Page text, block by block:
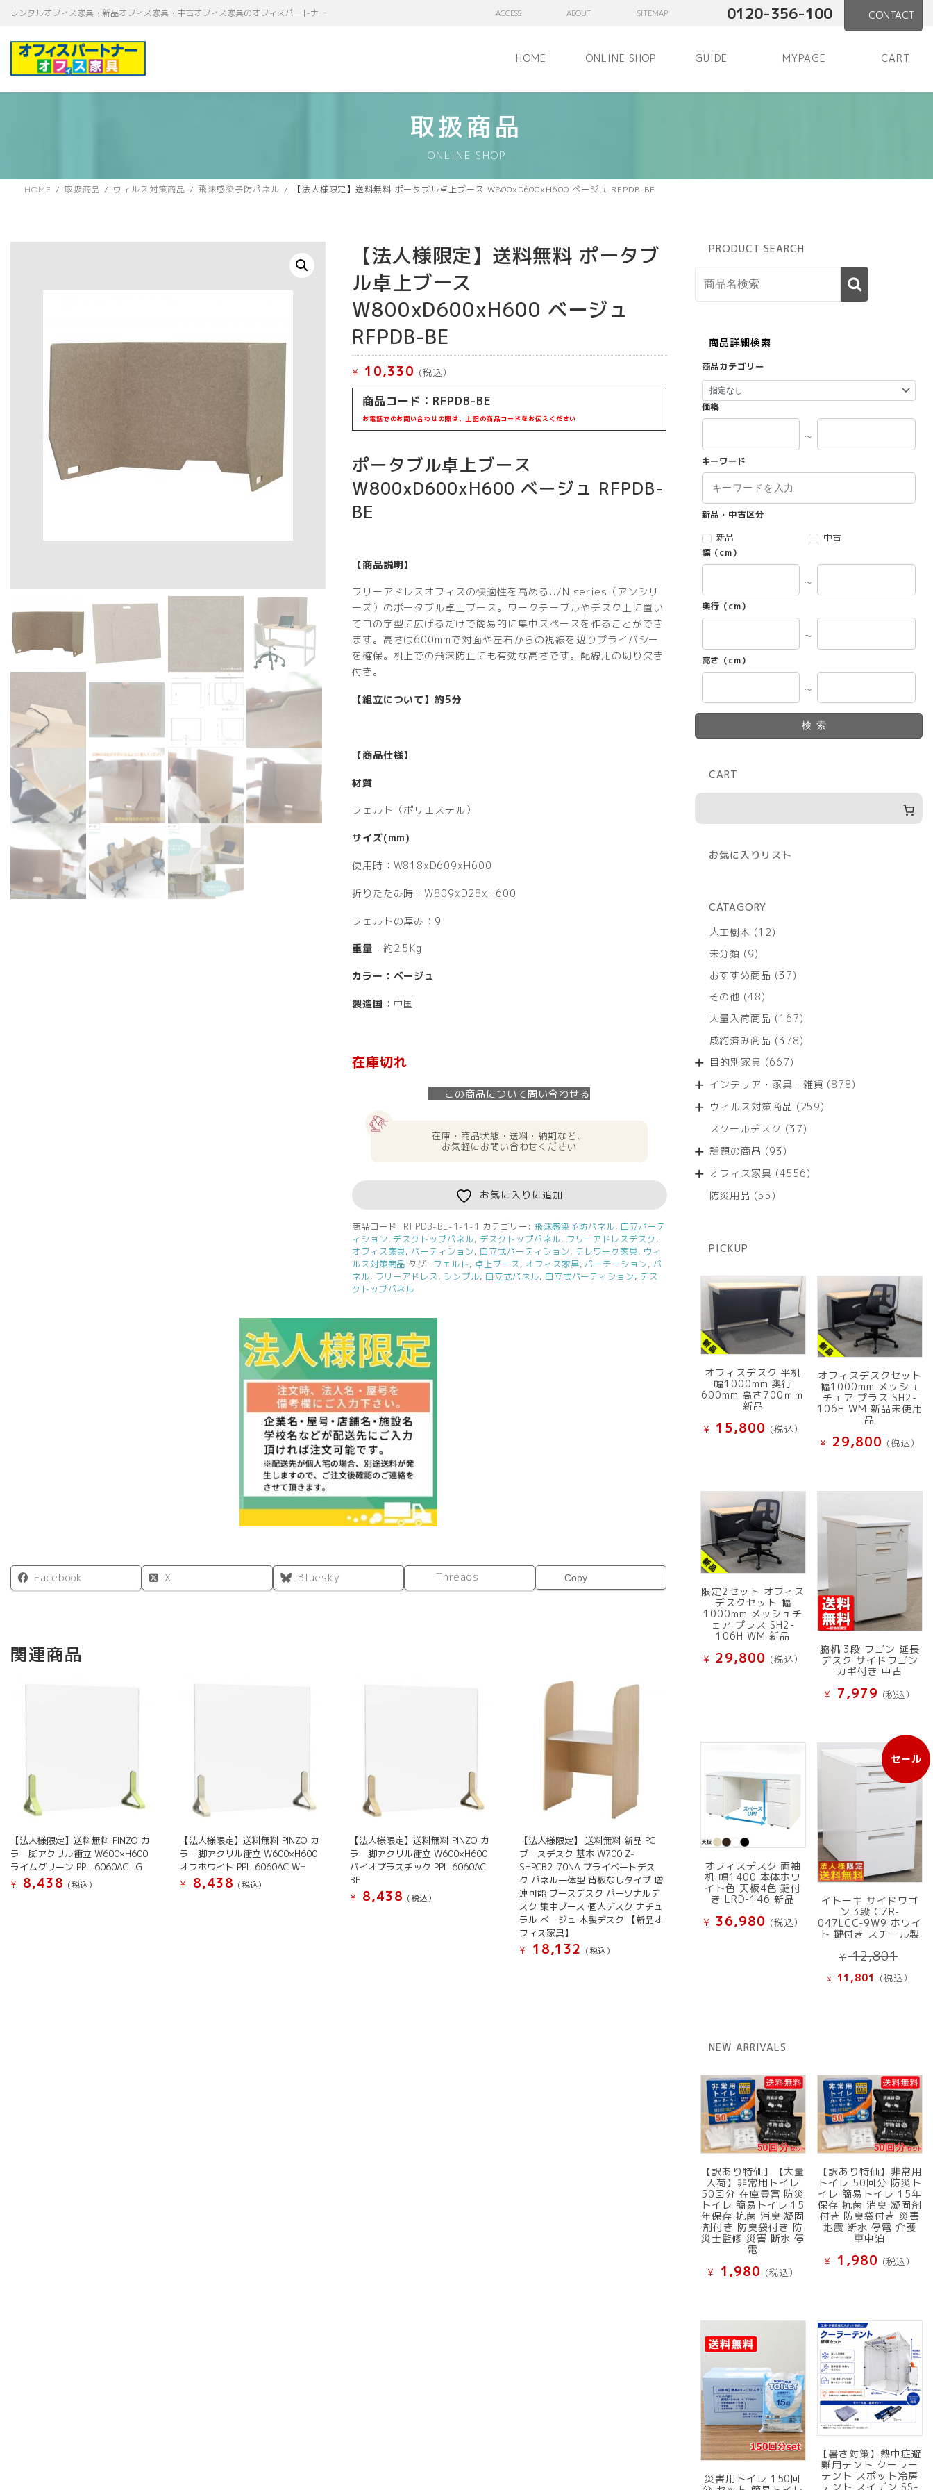
テ
ゲ
レンタルオフィス家具・新品オフィス家具・中古オフィス家具のオフィスパートナー ACCESS ABOUT SITEMAP 0120-356-100 CONTACT
HOME ONLINE SHOP GUIDE MYPAGE CART
取扱商品
ONLINE SHOP
HOME 取扱商品 ウィルス対策商品 飛沫感染予防パネル 【法人様限定】送料無料 ポータブル卓上ブース W800xD600xH600 ベージュ RFPDB-BE
【法人様限定】送料無料 ポータブ
ル卓上ブース
W800xD600xH600 ベージュ
RFPDB-BE
¥ 10,330 (税込）
商品コード：RFPDB-BE
お電話でのお問い合わせの際は、上記の商品コードをお伝えください
ポータブル卓上ブース
W800xD600xH600 ベージュ RFPDB-
BE
【商品説明】
フリーアドレスオフィスの快適性を高めるU/N series（アンシリ
ーズ）のポータブル卓上ブース。ワークテーブルやデスク上に置い
てコの字型に広げるだけで簡易的に集中スペースを作ることができ
ます。高さは600mmで対面や左右からの視線を遮りプライバシー
を確保。机上での飛沫防止にも有効な高さです。配線用の切り欠き
付き。
【組立について】約5分
【商品仕様】
材質
フェルト（ポリエステル）
サイズ(mm)
使用時：W818xD609xH600
折りたたみ時：W809xD28xH600
フェルトの厚み：9
重量 ：約2.5Kg
カラー：ベージュ
製造国 ：中国
在庫切れ
この商品について問い合わせる
在庫・商品状態・送料・納期など、
お気軽にお問い合わせください
お気に入りに追加
商品コード: RFPDB-BE-1-1-1 カテゴリー: 飛沫感染予防パネル, 自立パーテ
ィション, デスクトップパネル, デスクトップパネル, フリーアドレスデスク ,
オフィス家具,パーティション, 自立式パーティション, テレワーク家具, ウィ
ルス対策商品 タグ: フェルト, 卓上ブース, オフィス家具,パーテーション,パ
ネル, フリーアドレス, シンプル, 自立式パネル, 自立式パーティション, デス
クトップパネル
Facebook X Bluesky Threads Copy
関連商品
【法人様限定】送料無料 PINZO カ
ラー脚アクリル衝立 W600×H600
ライムグリーン PPL-6060AC-LG
¥
8,438 (税込）
【法人様限定】送料無料 PINZO カ
ラー脚アクリル衝立 W600×H600
オフホワイト PPL-6060AC-WH
¥
8,438 (税込）
【法人様限定】送料無料 PINZO カ
ラー脚アクリル衝立 W600×H600
バイオプラスチック PPL-6060AC-
BE
¥
8,438 (税込）
【法人様限定】 送料無料 新品 PC
ブースデスク 基本 W700 Z-
SHPCB2-70NA プライベートデス
ク パネル一体型 背板なしタイプ 増
連可能 ブースデスク パーソナルデ
スク 集中ブース 個人デスク ナチュ
ラル ベージュ 木製デスク 【新品オ
フィス家具】
¥
18,132 (税込）
PRODUCT SEARCH
商品詳細検索
商品カテゴリー
価格
～
キーワード
新品・中古区分
新品
中古
幅（cm）
～
奥行（cm）
～
高さ（cm）
～
検索
CART
お気に入りリスト
CATAGORY
人工樹木
1212
商
未分類 99
の
商
おすすめ商品 3737
商
その他 4848
の
商
大量入荷商品 167167
の
成約済み商品 378378
商
目的別家具 667667
の
商
インテリア・家具・雑貨 878878
ウィルス対策商品 259259
スクールデスク 3737
商
話題の商品 9393
の
オフィス家具 45564556
防災用品 5555
PICKUP
オフィスデスク 平机
幅1000mm 奥行
600mm 高さ700ｍｍ
新品
¥ 15,800 (税込）
オフィスデスクセット
幅1000mm メッシュ
チェア プラス SH2-
106H WM 新品未使用
品
¥ 29,800 (税込）
限定2セット オフィス
デスクセット 幅
1000mm メッシュチ
ェア プラス SH2-
106H WM 新品
¥ 29,800 (税込）
脇机 3段 ワゴン 延長
デスク サイドワゴン
カギ付き 中古
¥ 7,979 (税込）
オフィスデスク 両袖
机 幅1400 本体ホワ
イト色 天板4色 鍵付
き LRD-146 新品
¥ 36,980 (税込）
セール
販
売
中
品
イトーキ サイドワゴ
ン 3段 CZR-
047LCC-9W9 ホワイ
ト 鍵付き スチール製
¥12,801
の
価
た。
¥ 11,801 現
で
す。
(税込）
NEW ARRIVALS
【訳あり特価】【大量
入荷】非常用トイレ
50回分 在庫豊富 防災
トイレ 簡易トイレ 15
年保存 抗菌 消臭 凝固
剤付き 防臭袋付き 防
災士監修 災害 断水 停
電
¥ 1,980 (税込）
【訳あり特価】非常用
トイレ 50回分 防災ト
イレ 簡易トイレ 15年
保存 抗菌 消臭 凝固剤
付き 防臭袋付き 災害
地震 断水 停電 介護
車中泊
¥ 1,980 (税込）
災害用トイレ 150回
【暑さ対策】熱中症避
難用テント クーラー
テント スポット冷房
テント スイデン SS-